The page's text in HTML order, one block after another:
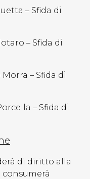
– Sfida di
– Sfida di
– Sfida di
– Sfida di
di diritto alla